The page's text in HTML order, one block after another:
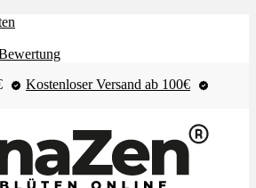
Kostenloser Versand ab 100€